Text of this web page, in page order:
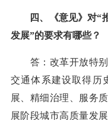
四、《意见》对“
发展”的要求有哪些？
答：改革开放特别
交通体系建设取得历
展、精细治理、服务
展阶段城市高质量发